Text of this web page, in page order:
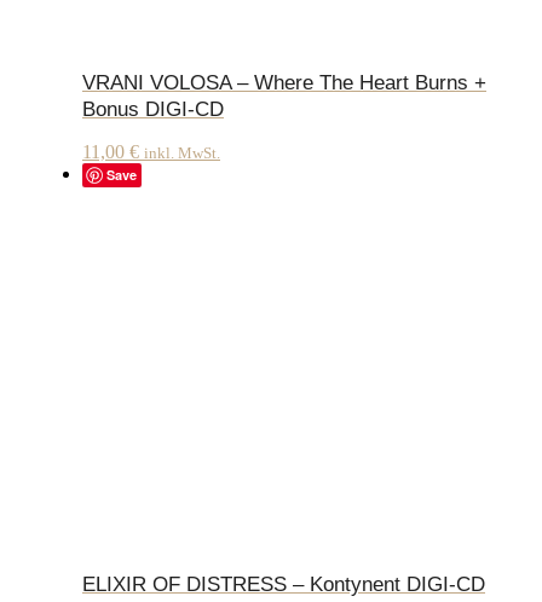
VRANI VOLOSA – Where The Heart Burns +
Bonus DIGI-CD
11,00 € inkl. MwSt.
Save
ELIXIR OF DISTRESS – Kontynent DIGI-CD